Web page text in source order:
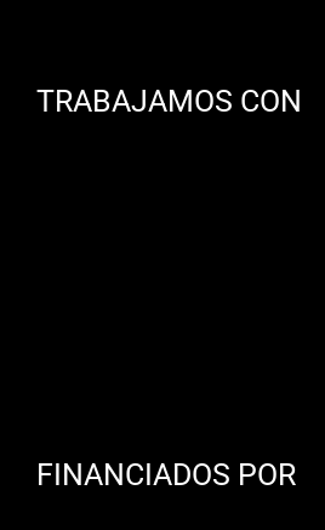
TRABAJAMOS CON
FINANCIADOS POR